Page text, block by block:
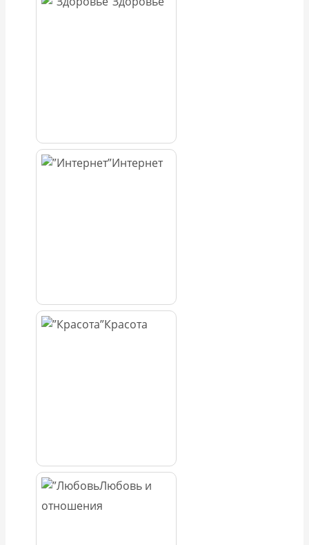
Интернет
Красота
Любовь и
отношения